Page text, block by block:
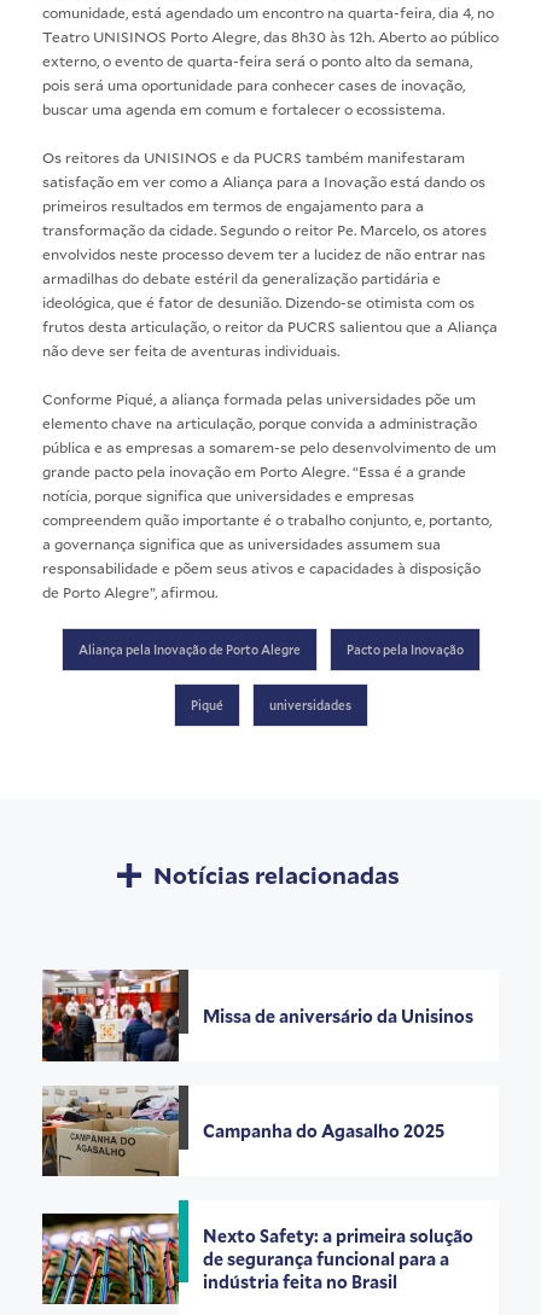
comunidade, está agendado um encontro na quarta-feira, dia 4, no
Teatro UNISINOS Porto Alegre, das 8h30 às 12h. Aberto ao público
externo, o evento de quarta-feira será o ponto alto da semana,
pois será uma oportunidade para conhecer cases de inovação,
buscar uma agenda em comum e fortalecer o ecossistema.
Os reitores da UNISINOS e da PUCRS também manifestaram
satisfação em ver como a Aliança para a Inovação está dando os
primeiros resultados em termos de engajamento para a
transformação da cidade. Segundo o reitor Pe. Marcelo, os atores
envolvidos neste processo devem ter a lucidez de não entrar nas
armadilhas do debate estéril da generalização partidária e
ideológica, que é fator de desunião. Dizendo-se otimista com os
frutos desta articulação, o reitor da PUCRS salientou que a Aliança
não deve ser feita de aventuras individuais.
Conforme Piqué, a aliança formada pelas universidades põe um
elemento chave na articulação, porque convida a administração
pública e as empresas a somarem-se pelo desenvolvimento de um
grande pacto pela inovação em Porto Alegre. “Essa é a grande
notícia, porque significa que universidades e empresas
compreendem quão importante é o trabalho conjunto, e, portanto,
a governança significa que as universidades assumem sua
responsabilidade e põem seus ativos e capacidades à disposição
de Porto Alegre”, afirmou.
Aliança pela Inovação de Porto Alegre Pacto pela Inovação
Piqué universidades
Notícias relacionadas
Missa de aniversário da Unisinos
Campanha do Agasalho 2025
Nexto Safety: a primeira solução
de segurança funcional para a
indústria feita no Brasil